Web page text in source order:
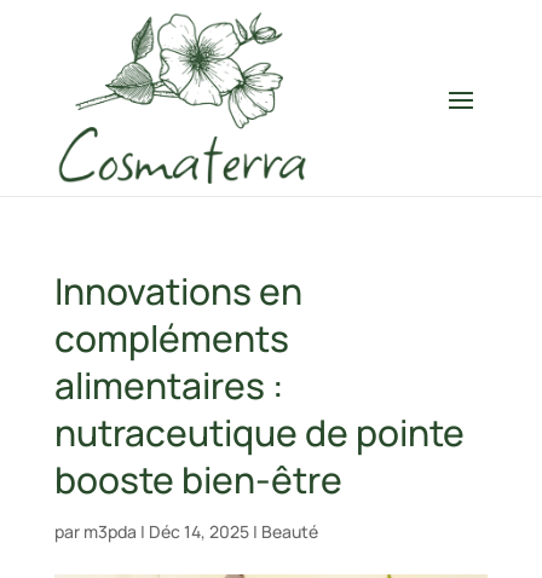
Innovations en
compléments
alimentaires :
nutraceutique de pointe
booste bien-être
par m3pda | Déc 14, 2025| Beauté